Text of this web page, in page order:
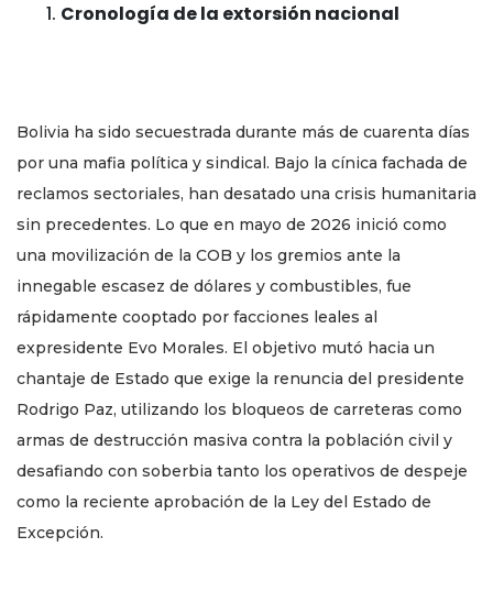
Cronología de la extorsión nacional
Bolivia ha sido secuestrada durante más de cuarenta días
por una mafia política y sindical. Bajo la cínica fachada de
reclamos sectoriales, han desatado una crisis humanitaria
sin precedentes. Lo que en mayo de 2026 inició como
una movilización de la COB y los gremios ante la
innegable escasez de dólares y combustibles, fue
rápidamente cooptado por facciones leales al
expresidente Evo Morales. El objetivo mutó hacia un
chantaje de Estado que exige la renuncia del presidente
Rodrigo Paz, utilizando los bloqueos de carreteras como
armas de destrucción masiva contra la población civil y
desafiando con soberbia tanto los operativos de despeje
como la reciente aprobación de la Ley del Estado de
Excepción.